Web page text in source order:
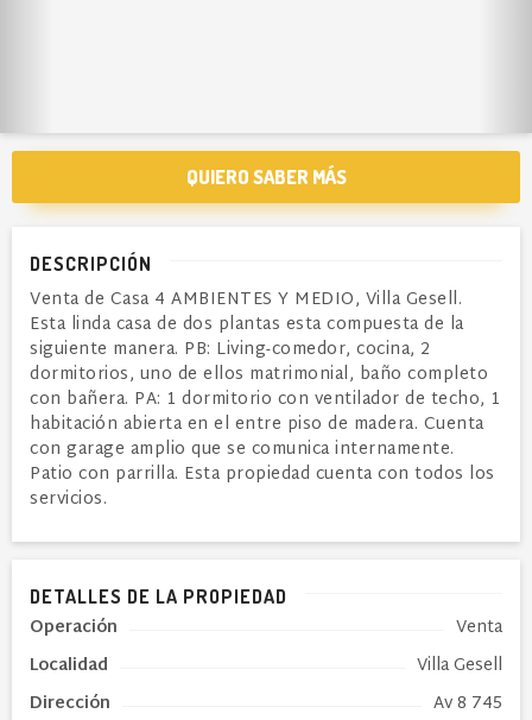
QUIERO SABER MÁS
DESCRIPCIÓN
Venta de Casa 4 AMBIENTES Y MEDIO, Villa Gesell.
Esta linda casa de dos plantas esta compuesta de la
siguiente manera. PB: Living-comedor, cocina, 2
dormitorios, uno de ellos matrimonial, baño completo
con bañera. PA: 1 dormitorio con ventilador de techo, 1
habitación abierta en el entre piso de madera. Cuenta
con garage amplio que se comunica internamente.
Patio con parrilla. Esta propiedad cuenta con todos los
servicios.
DETALLES DE LA PROPIEDAD
Operación
Venta
Localidad
Villa Gesell
Dirección
Av 8 745